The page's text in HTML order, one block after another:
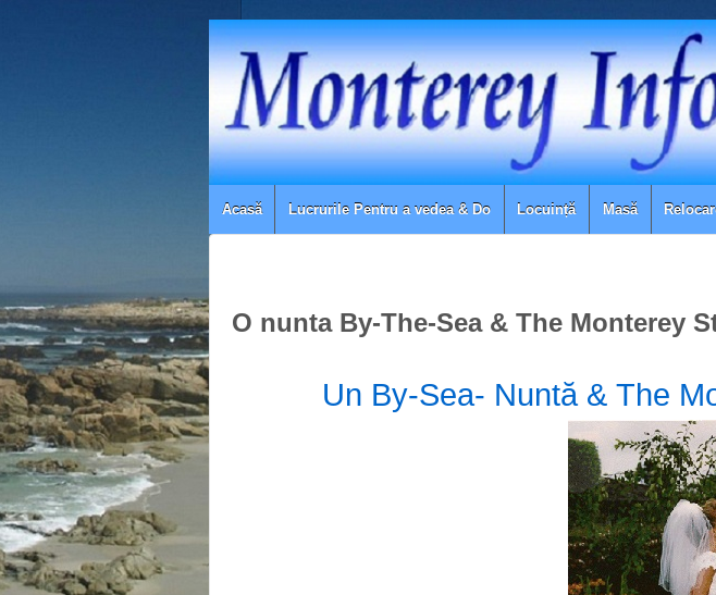
Acasă Lucrurile Pentru a vedea & Do Locuință Masă
O nunta By-The-Sea & The Monterey
Un By-Sea- Nuntă & The